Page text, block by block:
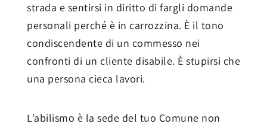
strada e sentirsi in diritto di fargli domande
personali perché è in carrozzina. È il tono
condiscendente di un commesso nei
confronti di un cliente disabile. È stupirsi che
una persona cieca lavori.
L’abilismo è la sede del tuo Comune non